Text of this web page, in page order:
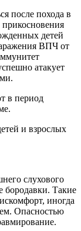
после похода в
детей
ВПЧ от
атакует
в период
слухового
бородавки. Такие
иногда
Опасностью